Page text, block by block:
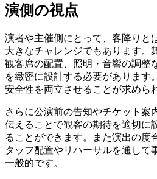
演側の視点
演者や主催側にとって、客降りと
大きなチャレンジでもあります。
観客席の配置、照明・音響の調整
を緻密に設計する必要があります
安全性を両立させることが求めら
さらに公演前の告知やチケット案
伝えることで観客の期待を適切に
ることができます。また演出の度
タッフ配置やリハーサルを通して
一般的です。